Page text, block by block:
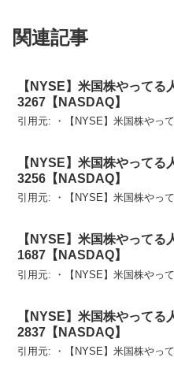
関連記事
【NYSE】米国株やってる
3267【NASDAQ】
引用元: ・【NYSE】米国株やっ
【NYSE】米国株やってる
3256【NASDAQ】
引用元: ・【NYSE】米国株やっ
【NYSE】米国株やってる
1687【NASDAQ】
引用元: ・【NYSE】米国株やっ
【NYSE】米国株やってる
2837【NASDAQ】
引用元: ・【NYSE】米国株やっ